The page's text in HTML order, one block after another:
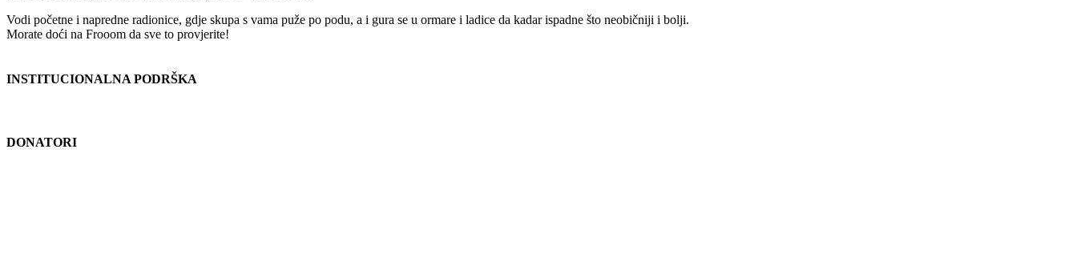
Vodi početne i napredne radionice, gdje skupa s vama puže po podu, a i gura se u ormare i ladice da kadar ispadne što neobičniji i bolji.
Morate doći na Frooom da sve to provjerite!
INSTITUCIONALNA PODRŠKA
DONATORI